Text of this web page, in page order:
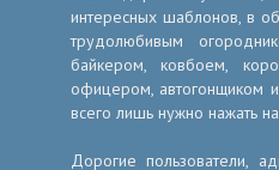
интересных шаблонов, в
трудолюбивым
байкером, ковбоем,
офицером, автогонщиком
всего лишь нужно нажать
Дорогие пользователи,